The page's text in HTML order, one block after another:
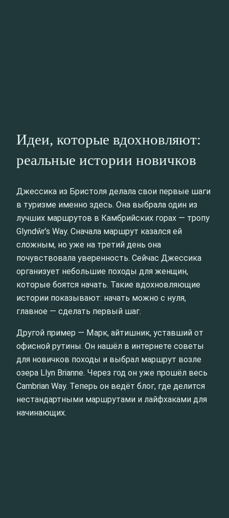
Идеи, которые вдохновляют:
реальные истории новичков
Джессика из Бристоля делала свои первые шаги
в туризме именно здесь. Она выбрала один из
лучших маршрутов в Камбрийских горах — тропу
Glyndŵr’s Way. Сначала маршрут казался ей
сложным, но уже на третий день она
почувствовала уверенность. Сейчас Джессика
организует небольшие походы для женщин,
которые боятся начать. Такие вдохновляющие
истории показывают: начать можно с нуля,
главное — сделать первый шаг.
Другой пример — Марк, айтишник, уставший от
офисной рутины. Он нашёл в интернете советы
для новичков походы и выбрал маршрут возле
озера Llyn Brianne. Через год он уже прошёл весь
Cambrian Way. Теперь он ведёт блог, где делится
нестандартными маршрутами и лайфхаками для
начинающих.